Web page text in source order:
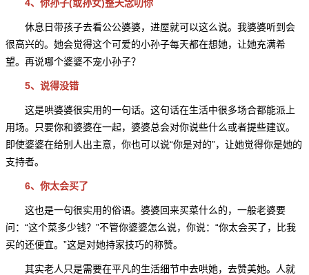
4、你孙子(或孙女)整天念叨你
休息日带孩子去看公公婆婆，进屋就可以这么说。我婆婆听到会
很高兴的。她会觉得这个可爱的小孙子每天都在想她，让她充满希
望。再说哪个婆婆不宠小孙子？
5、说得没错
这是哄婆婆很实用的一句话。这句话在生活中很多场合都能派上
用场。只要你和婆婆在一起，婆婆总会对你说些什么或者提些建议。
即使婆婆在给别人出主意，你也可以说“你是对的”，让她觉得你是她的
支持者。
6、你太会买了
这也是一句很实用的俗语。婆婆回来买菜什么的，一般老婆要
问：“这个菜多少钱？”不管你婆婆怎么说，你说：“你太会买了，比我
买的还便宜。”这是对她持家技巧的称赞。
其实老人只是需要在平凡的生活细节中去哄她，去赞美她。人就